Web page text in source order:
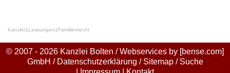
Kanzlei1 Leistungen1 Familienrecht
© 2007 - 2026 Kanzlei Bolten / Webservices by [bense.com]
GmbH / Datenschutzerklärung / Sitemap/ Suche